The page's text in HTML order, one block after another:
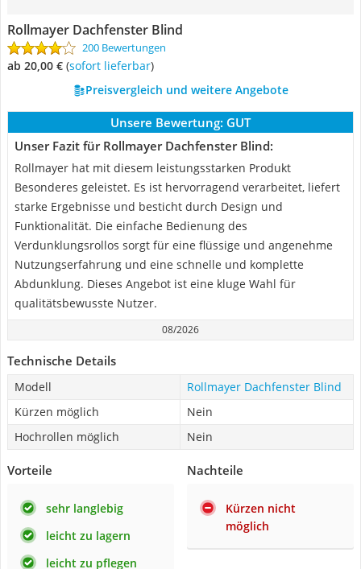
Rollmayer Dachfenster Blind
200 Bewertungen
ab 20,00 € ( Sofort lieferbar)
Preisvergleich und weitere Angebote
Unsere Bewertung: GUT
Unser Fazit für Rollmayer Dachfenster Blind:
Rollmayer hat mit diesem leistungsstarken Produkt
Besonderes geleistet. Es ist hervorragend verarbeitet, liefert
starke Ergebnisse und besticht durch Design und
Funktionalität. Die einfache Bedienung des
Verdunklungsrollos sorgt für eine flüssige und angenehme
Nutzungserfahrung und eine schnelle und komplette
Abdunklung. Dieses Angebot ist eine kluge Wahl für
qualitätsbewusste Nutzer.
08/2026
Technische Details
Modell
Rollmayer Dachfenster Blind
Kürzen möglich
Nein
Hochrollen möglich
Nein
Vorteile
sehr langlebig
leicht zu lagern
leicht zu pflegen
Nachteile
Kürzen nicht
möglich